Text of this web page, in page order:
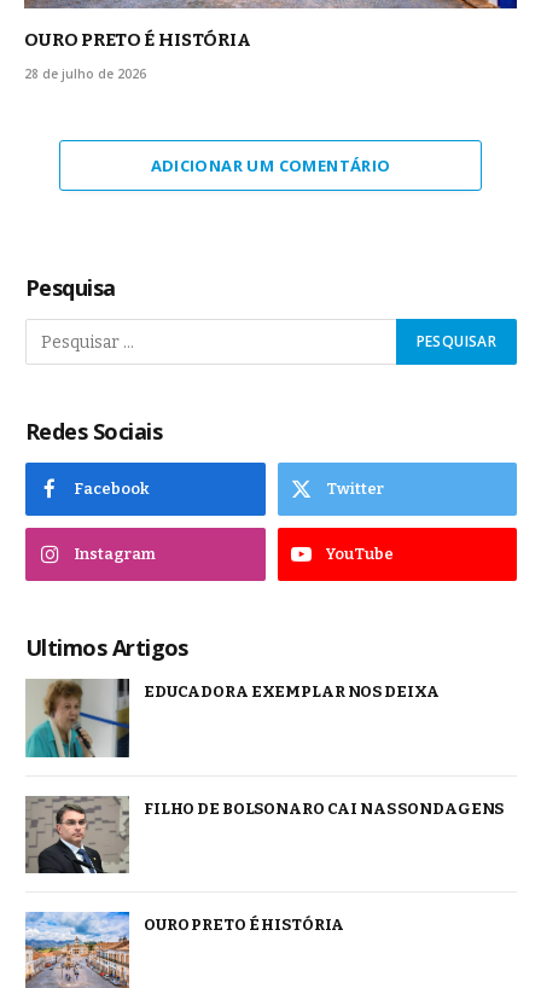
OURO PRETO É HISTÓRIA
28 de julho de 2026
ADICIONAR UM COMENTÁRIO
Pesquisa
Redes Sociais
Facebook Twitter
Instagram YouTube
Ultimos Artigos
EDUCADORA EXEMPLAR NOS DEIXA
FILHO DE BOLSONARO CAI NAS SONDAGENS
OURO PRETO É HISTÓRIA